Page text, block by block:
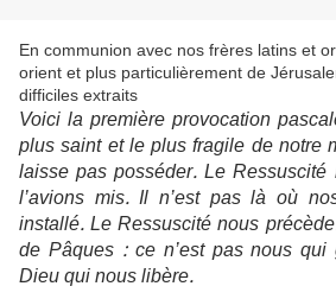
En communion avec nos frères latins et
orient et plus particulièrement de
difficiles extraits
Voici la première provocation
plus saint et le plus fragile de notre
laisse pas posséder. Le
l’avions mis. Il n’est pas là où
installé. Le Ressuscité nous
de Pâques : ce n’est pas nous
Dieu qui nous libère.